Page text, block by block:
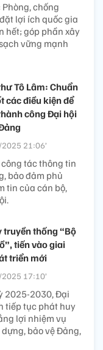
chống
lợi ích quốc gia
hết; góp phần xây
vững mạnh
Tô Lâm: Chuẩn
các điều kiện để
công Đại hội
21:06’
tác thông tin
bảo đảm phủ
tin của cán bộ,
truyền thống “Bộ
tiến vào giai
triển mới
17:10’
2025-2030, Đại
tiếp tục phát huy
lợi nhiệm vụ
bảo vệ Đảng,